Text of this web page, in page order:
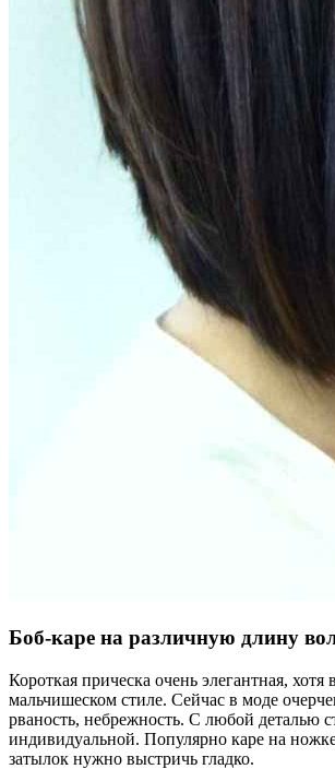
Боб-каре на различную длину
Короткая прическа очень элегантная, хотя
мальчишеском стиле. Сейчас в моде
рваность, небрежность. С любой деталью
индивидуальной. Популярно каре на
затылок нужно выстричь гладко.